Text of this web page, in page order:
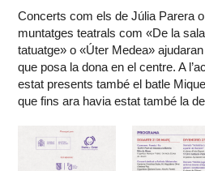
Concerts com els de Júlia Parera
muntatges teatrals com «De la
tatuatge» o «Úter Medea»
que posa la dona en el centre. A
estat presents també el batle
que fins ara havia estat també la